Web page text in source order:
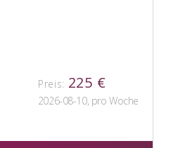
Preis: 225 €
2026-08-10, pro Woche